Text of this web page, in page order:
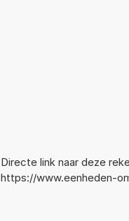
Directe link naar deze
https://www.eenheden-